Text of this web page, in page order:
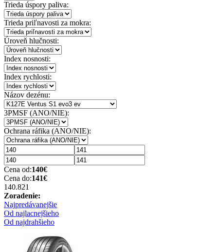
Trieda úspory paliva:
Trieda priľnavosti za mokra:
Úroveň hlučnosti:
Index nosnosti:
Index rychlosti:
Názov dezénu:
3PMSF (ANO/NIE):
Ochrana ráfika (ANO/NIE):
Cena od:140€
Cena do:141€
140.821
Zoradenie:
Najpredávanejšie
Od najlacnejšieho
Od najdrahšieho